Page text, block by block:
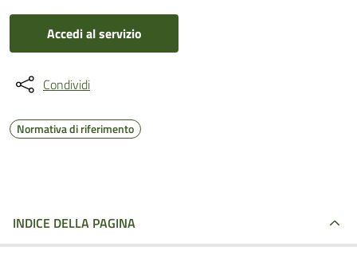
Accedi al servizio
Condividi
Normativa di riferimento
INDICE DELLA PAGINA